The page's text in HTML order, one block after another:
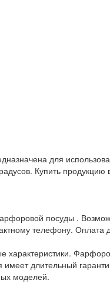
для
Купить
посуды .
телефону. Оплата
имеет длительный
моделей.